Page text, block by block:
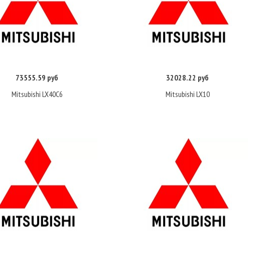
Купить
73555.59 руб
Mitsubishi LX40C6
Купить
32028.22 руб
Mitsubishi LX10